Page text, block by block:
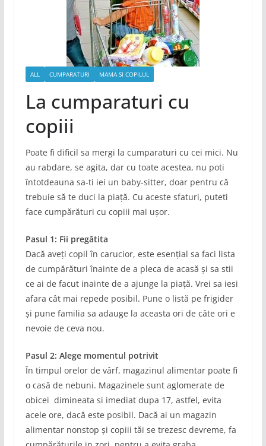
ALL CUMPARATURI MAMA SI COPILUL
La cumparaturi cu
copiii
Poate fi dificil sa mergi la cumparaturi cu cei mici. Nu
au rabdare, se agita, dar cu toate acestea, nu poti
întotdeauna sa-ti iei un baby-sitter, doar pentru că
trebuie să te duci la piață. Cu aceste sfaturi, puteti
face cumpărături cu copiii mai ușor.
Pasul 1: Fii pregătita
Dacă aveți copil în carucior, este esențial sa faci lista
de cumpărături înainte de a pleca de acasă și sa stii
ce ai de facut inainte de a ajunge la piață. Vrei sa iesi
afara cât mai repede posibil. Pune o listă pe frigider
și pune familia sa adauge la aceasta ori de câte ori e
nevoie de ceva nou.
Pasul 2: Alege momentul potrivit
În timpul orelor de vârf, magazinul alimentar poate fi
o casă de nebuni. Magazinele sunt aglomerate de
obicei dimineata si imediat dupa 17, astfel, evita
acele ore, dacă este posibil. Dacă ai un magazin
alimentar nonstop și copiii tăi se trezesc devreme, fa